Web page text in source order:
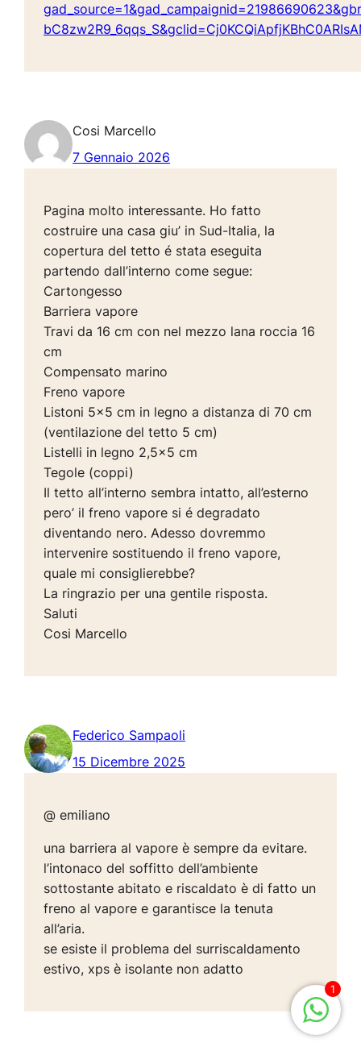
Cosi Marcello
7 Gennaio 2026
Pagina molto interessante. Ho fatto
costruire una casa giu’ in Sud-Italia, la
copertura del tetto é stata eseguita
partendo dall’interno come segue:
Cartongesso
Barriera vapore
Travi da 16 cm con nel mezzo lana roccia 16
cm
Compensato marino
Freno vapore
Listoni 5×5 cm in legno a distanza di 70 cm
(ventilazione del tetto 5 cm)
Listelli in legno 2,5×5 cm
Tegole (coppi)
Il tetto all’interno sembra intatto, all’esterno
pero’ il freno vapore si é degradato
diventando nero. Adesso dovremmo
intervenire sostituendo il freno vapore,
quale mi consiglierebbe?
La ringrazio per una gentile risposta.
Saluti
Cosi Marcello
Federico Sampaoli
15 Dicembre 2025
@ emiliano
una barriera al vapore è sempre da evitare.
l’intonaco del soffitto dell’ambiente
sottostante abitato e riscaldato è di fatto un
freno al vapore e garantisce la tenuta
all’aria.
se esiste il problema del surriscaldamento
estivo, xps è isolante non adatto
1